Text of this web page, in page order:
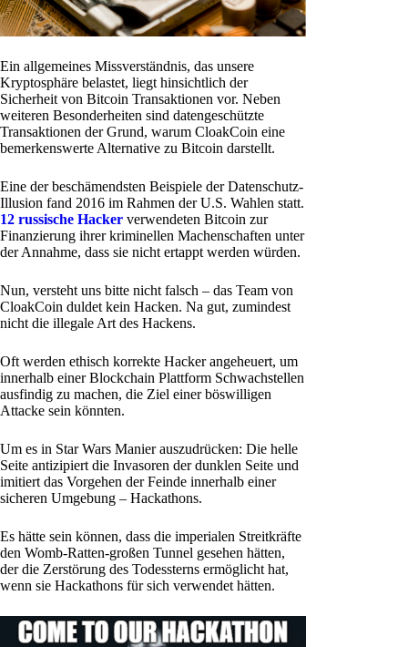
Ein allgemeines Missverständnis, das unsere
Kryptosphäre belastet, liegt hinsichtlich der
Sicherheit von Bitcoin Transaktionen vor. Neben
weiteren Besonderheiten sind datengeschützte
Transaktionen der Grund, warum CloakCoin eine
bemerkenswerte Alternative zu Bitcoin darstellt.
Eine der beschämendsten Beispiele der Datenschutz-
Illusion fand 2016 im Rahmen der U.S. Wahlen statt.
12 russische Hacker verwendeten Bitcoin zur
Finanzierung ihrer kriminellen Machenschaften unter
der Annahme, dass sie nicht ertappt werden würden.
Nun, versteht uns bitte nicht falsch – das Team von
CloakCoin duldet kein Hacken. Na gut, zumindest
nicht die illegale Art des Hackens.
Oft werden ethisch korrekte Hacker angeheuert, um
innerhalb einer Blockchain Plattform Schwachstellen
ausfindig zu machen, die Ziel einer böswilligen
Attacke sein könnten.
Um es in Star Wars Manier auszudrücken: Die helle
Seite antizipiert die Invasoren der dunklen Seite und
imitiert das Vorgehen der Feinde innerhalb einer
sicheren Umgebung – Hackathons.
Es hätte sein können, dass die imperialen Streitkräfte
den Womb-Ratten-großen Tunnel gesehen hätten,
der die Zerstörung des Todessterns ermöglicht hat,
wenn sie Hackathons für sich verwendet hätten.